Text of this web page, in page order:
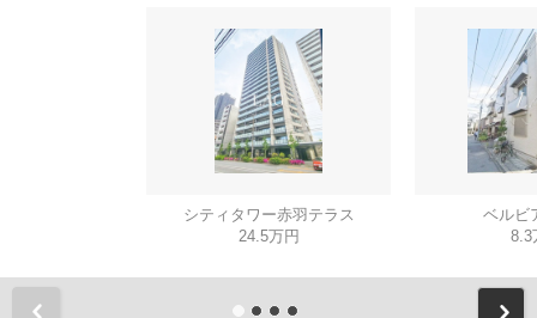
シティタワー赤羽テラス
24.5万円
ベルビ
8.3